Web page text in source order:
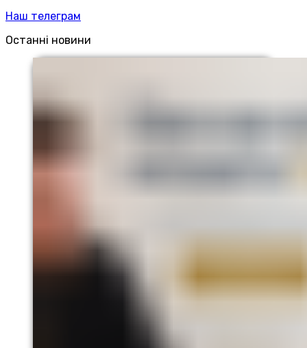
Наш телеграм
Останні новини